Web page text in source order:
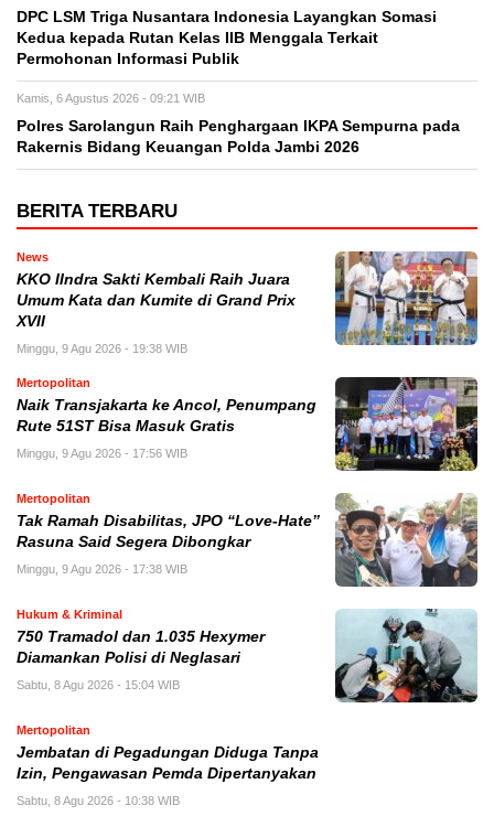
DPC LSM Triga Nusantara Indonesia Layangkan Somasi
Kedua kepada Rutan Kelas IIB Menggala Terkait
Permohonan Informasi Publik
Kamis, 6 Agustus 2026 - 09:21 WIB
Polres Sarolangun Raih Penghargaan IKPA Sempurna pada
Rakernis Bidang Keuangan Polda Jambi 2026
BERITA TERBARU
News
KKO IIndra Sakti Kembali Raih Juara
Umum Kata dan Kumite di Grand Prix
XVII
Minggu, 9 Agu 2026 - 19:38 WIB
Mertopolitan
Naik Transjakarta ke Ancol, Penumpang
Rute 51ST Bisa Masuk Gratis
Minggu, 9 Agu 2026 - 17:56 WIB
Mertopolitan
Tak Ramah Disabilitas, JPO “Love-Hate”
Rasuna Said Segera Dibongkar
Minggu, 9 Agu 2026 - 17:38 WIB
Hukum & Kriminal
750 Tramadol dan 1.035 Hexymer
Diamankan Polisi di Neglasari
Sabtu, 8 Agu 2026 - 15:04 WIB
Mertopolitan
Jembatan di Pegadungan Diduga Tanpa
Izin, Pengawasan Pemda Dipertanyakan
Sabtu, 8 Agu 2026 - 10:38 WIB